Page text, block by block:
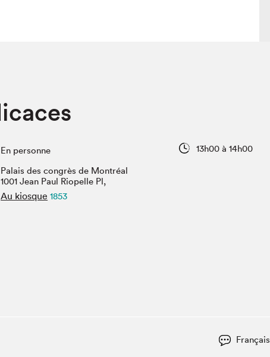
Salon
Traiteur
des
harcèlement
En personne
13h00 à 14h00
Palais des congrès de Montréal
1001 Jean Paul Riopelle Pl,
Au kiosque 1853
Français